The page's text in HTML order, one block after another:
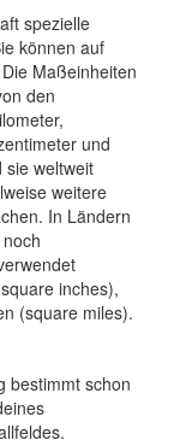
spezielle
können auf
Maßeinheiten
den
und
sie weltweit
weitere
In Ländern
inches),
(square miles).
bestimmt schon